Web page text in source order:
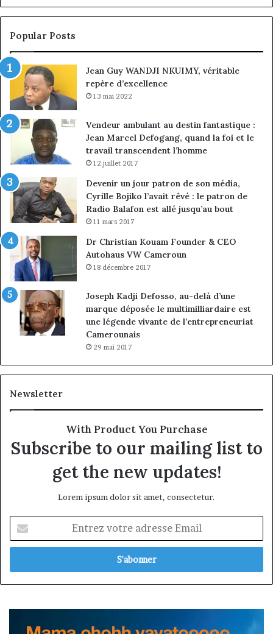
Jean-
Emmanuel
Pondi
vice-
président
la
Popular Posts
Jean Guy WANDJI NKUIMY, véritable
repère d’excellence
13 mai 2022
Vendeur ambulant au destin fantastique :
Jean Marcel Defogang, quand la foi et le
travail transcendent l’homme
12 juillet 2017
Devenir un jour patron de son média,
Cyrille Bojiko l’avait rêvé : le patron de
Radio Balafon est allé jusqu’au bout
11 mars 2017
Dr Christian Kouam Founder & CEO
Autohaus VW Cameroun
18 décembre 2017
Joseph Kadji Defosso, au-delà d’une
marque déposée le multimilliardaire est
une légende vivante de l’entrepreneuriat
Camerounais
29 mai 2017
Newsletter
With Product You Purchase
Subscribe to our mailing list to
get the new updates!
Lorem ipsum dolor sit amet, consectetur.
votre
adresse